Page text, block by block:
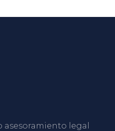
asesoramiento legal